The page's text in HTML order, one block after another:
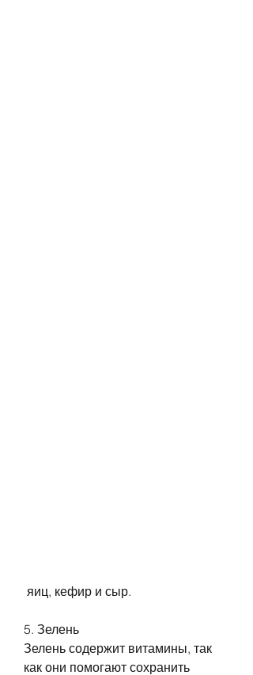
яиц, кефир и сыр.
5. Зелень
Зелень содержит витамины, так
как они помогают сохранить